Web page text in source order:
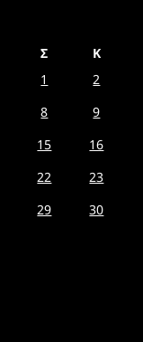
Σ
Κ
1
2
8
9
15
16
22
23
29
30